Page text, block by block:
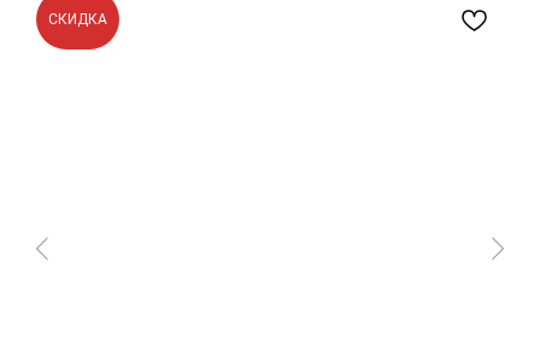
СКИДКА